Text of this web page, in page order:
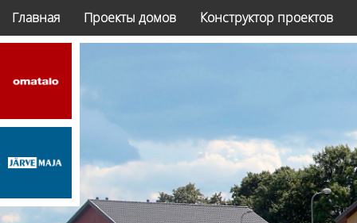
Главная Проекты домов Конструктор проектов